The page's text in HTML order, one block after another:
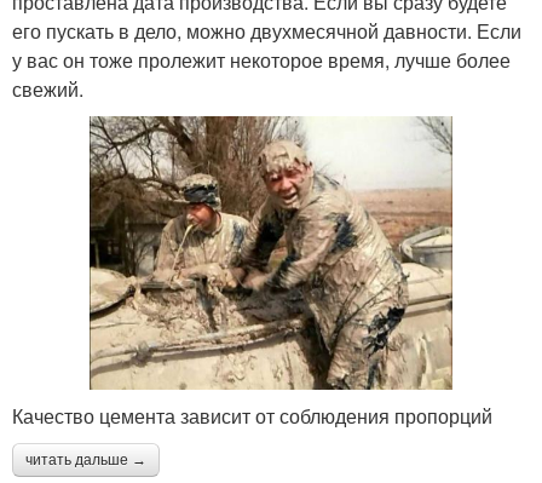
его пускать в дело, можно двухмесячной давности. Если
у вас он тоже пролежит некоторое время, лучше более
свежий.
Качество цемента зависит от соблюдения пропорций
читать дальше →